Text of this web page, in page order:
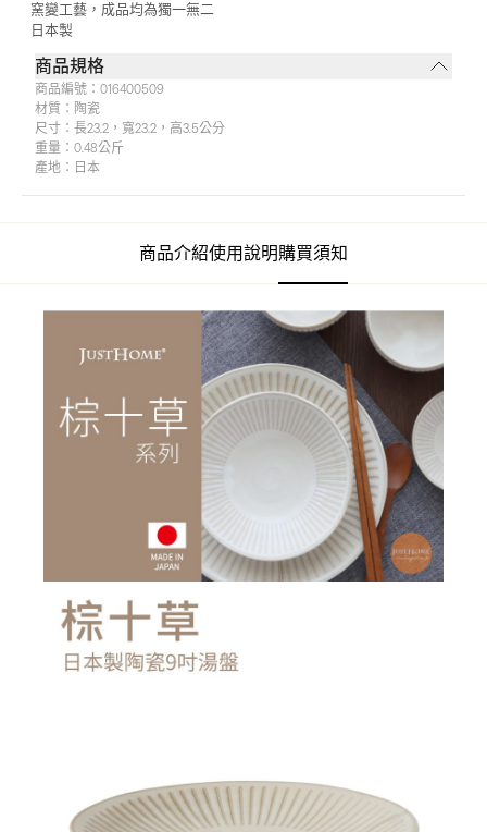
窯變工藝，成品均為獨一無二
日本製
商品規格
商品編號： 016400509
材質： 陶瓷
尺寸： 長23.2，寬23.2，高3.5公分
重量： 0.48公斤
產地： 日本
商品介紹使用說明購買須知